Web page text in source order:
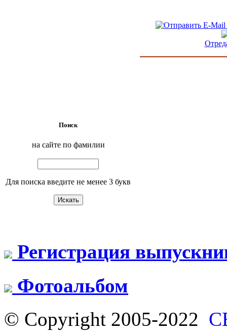
Поиск
на сайте по фамилии
Для поиска введите не менее 3 букв
Регистрация
Фотоальбом
© Copyright 2005-2022